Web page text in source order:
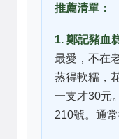
推薦清單：
1. 鄭記豬血
最愛，不在
蒸得軟糯，
一支才30元
210號。通